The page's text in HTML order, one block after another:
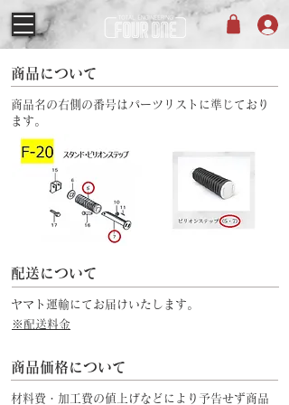
商品について
商品名の右側の番号はパーツリストに準じており
ます。
配送について
ヤマト運輸にてお届けいたします。
※配送料金
商品価格について
材料費・加工費の値上げなどにより予告せず商品